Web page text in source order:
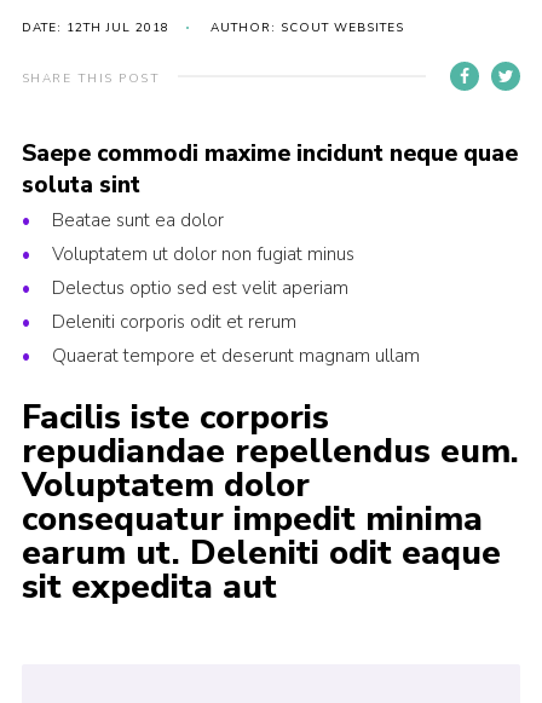
Contact
Compliance
Join
Scouts.org
POR
OSM
Scout Store
Brand Centre
District Website
Join
DATE: 12TH JUL 2018 AUTHOR: SCOUT WEBSITES
SHARE THIS POST
Saepe commodi maxime incidunt neque quae
soluta sint
Beatae sunt ea dolor
Voluptatem ut dolor non fugiat minus
Delectus optio sed est velit aperiam
Deleniti corporis odit et rerum
Quaerat tempore et deserunt magnam ullam
Facilis iste corporis
repudiandae repellendus eum.
Voluptatem dolor
consequatur impedit minima
earum ut. Deleniti odit eaque
sit expedita aut